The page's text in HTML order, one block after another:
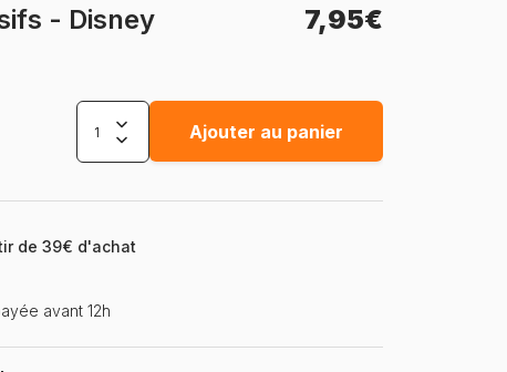
- Disney 7,95€
Ajouter au panier
de 39€ d'achat
avant 12h